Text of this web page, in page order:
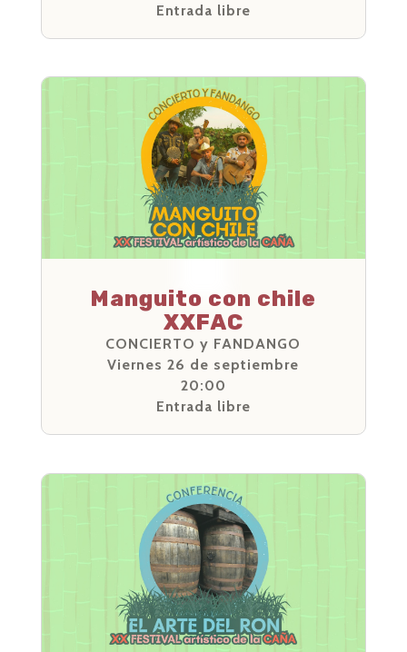
Entrada libre
Manguito con chile
XXFAC
CONCIERTO y FANDANGO
Viernes 26 de septiembre
20:00
Entrada libre